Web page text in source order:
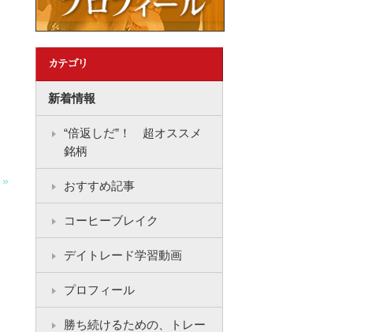
»
新着情報
“倍返しだ”！ 超オススメ
銘柄
おすすめ記事
コーヒーブレイク
デイトレード学習動画
プロフィール
勝ち続けるための、トレー